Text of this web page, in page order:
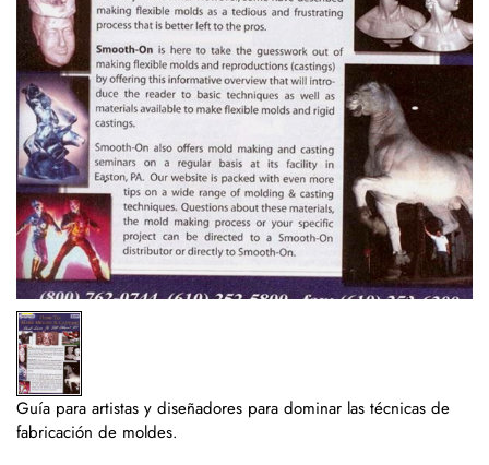
Guía para artistas y diseñadores para dominar las técnicas de
fabricación de moldes.